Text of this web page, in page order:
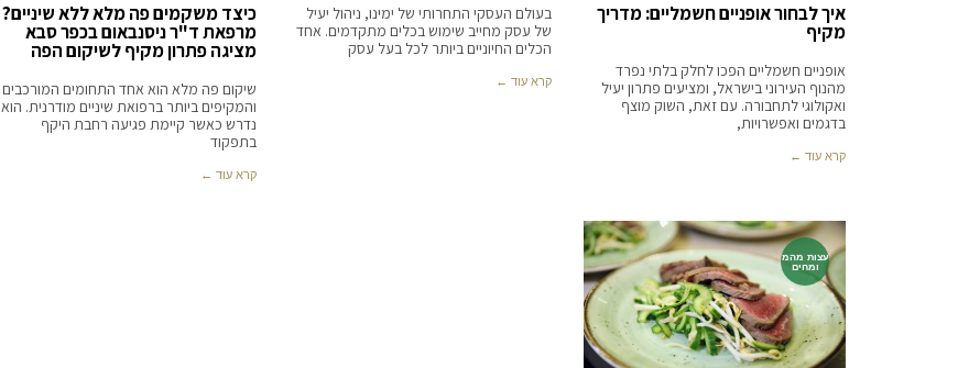
איך לבחור אופניים חשמליים: מדריך
מקיף
אופניים חשמליים הפכו לחלק בלתי נפרד
מהנוף העירוני בישראל, ומציעים פתרון יעיל
ואקולוגי לתחבורה. עם זאת, השוק מוצף
בדגמים ואפשרויות,
קרא עוד ←
בעולם העסקי התחרותי של ימינו, ניהול יעיל
של עסק מחייב שימוש בכלים מתקדמים. אחד
הכלים החיוניים ביותר לכל בעל עסק
קרא עוד ←
כיצד משקמים פה מלא ללא שיניים?
מרפאת ד"ר ניסנבאום בכפר סבא
מציגה פתרון מקיף לשיקום הפה
שיקום פה מלא הוא אחד התחומים המורכבים
והמקיפים ביותר ברפואת שיניים מודרנית. הוא
נדרש כאשר קיימת פגיעה רחבת היקף
בתפקוד
קרא עוד ←
עצות מהמ
ומחים